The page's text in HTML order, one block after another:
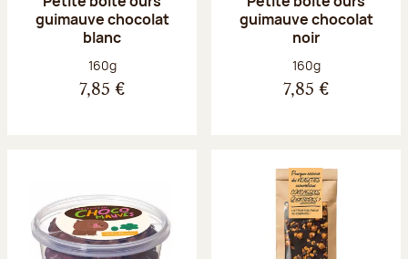
guimauve chocolat
blanc
Poids net :
160g
7,85 €
guimauve chocolat
noir
Poids net :
160g
7,85 €